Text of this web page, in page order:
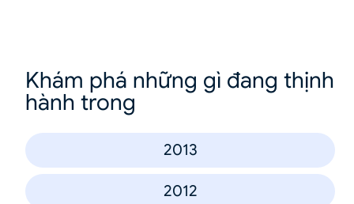
Khám phá những gì đang thịnh
hành trong
2013
2012